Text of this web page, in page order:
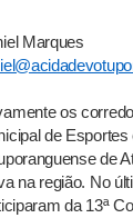
Marques
os
de
de
na região. No
da 13ª